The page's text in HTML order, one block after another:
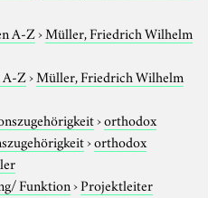
A-Z›Müller, Friedrich Wilhelm
A-Z›Müller, Friedrich Wilhelm
›orthodox
›orthodox
Funktion›Projektleiter